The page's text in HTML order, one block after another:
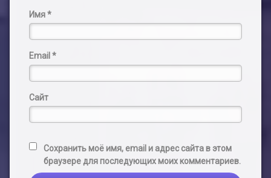
Имя*
Email *
Сайт
Сохранить моё имя, email и адрес сайта в этом
браузере для последующих моих комментариев.